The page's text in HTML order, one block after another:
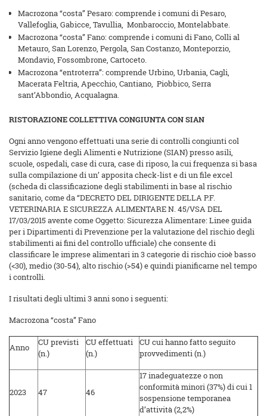
Macrozona “costa” Pesaro: comprende i comuni di Pesaro,
Vallefoglia, Gabicce, Tavullia, Monbaroccio, Montelabbate.
Macrozona “costa” Fano: comprende i comuni di Fano, Colli al
Metauro, San Lorenzo, Pergola, San Costanzo, Monteporzio,
Mondavio, Fossombrone, Cartoceto.
Macrozona “entroterra”: comprende Urbino, Urbania, Cagli,
Macerata Feltria, Apecchio, Cantiano, Piobbico, Serra
sant’Abbondio, Acqualagna.
RISTORAZIONE COLLETTIVA CONGIUNTA CON SIAN
Ogni anno vengono effettuati una serie di controlli congiunti col
Servizio Igiene degli Alimenti e Nutrizione (SIAN) presso asili,
scuole, ospedali, case di cura, case di riposo, la cui frequenza si basa
sulla compilazione di un’ apposita check-list e di un file excel
(scheda di classificazione degli stabilimenti in base al rischio
sanitario, come da “DECRETO DEL DIRIGENTE DELLA P.F.
VETERINARIA E SICUREZZA ALIMENTARE N. 45/VSA DEL
17/03/2015 avente come Oggetto: Sicurezza Alimentare: Linee guida
per i Dipartimenti di Prevenzione per la valutazione del rischio degli
stabilimenti ai fini del controllo ufficiale) che consente di
classificare le imprese alimentari in 3 categorie di rischio cioè basso
(<30), medio (30-54), alto rischio (>54) e quindi pianificarne nel tempo
i controlli.
I risultati degli ultimi 3 anni sono i seguenti:
Macrozona “costa” Fano
Anno
CU previsti
(n.)
CU effettuati
(n.)
CU cui hanno fatto seguito
provvedimenti (n.)
2023 47 46
17 inadeguatezze o non
conformità minori (37%) di cui 1
sospensione temporanea
d’attività (2,2%)